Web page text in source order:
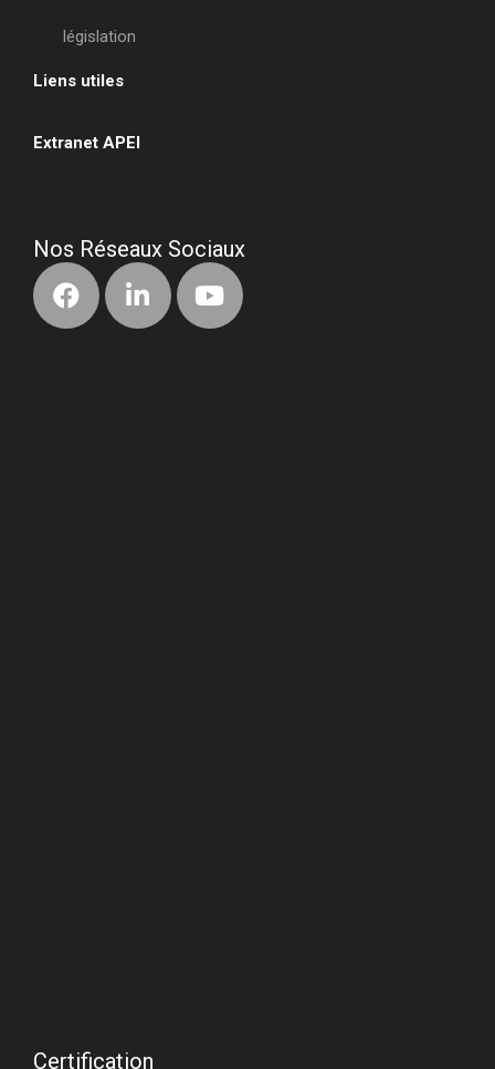
législation
Liens utiles
Extranet APEI
Nos Réseaux Sociaux
Certification